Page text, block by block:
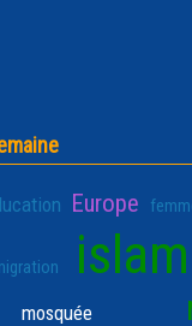
Europe
islam
mosquée